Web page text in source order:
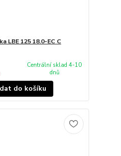
LBE 125 18.0-EC C
Centrální sklad 4-10
dnů
do košíku